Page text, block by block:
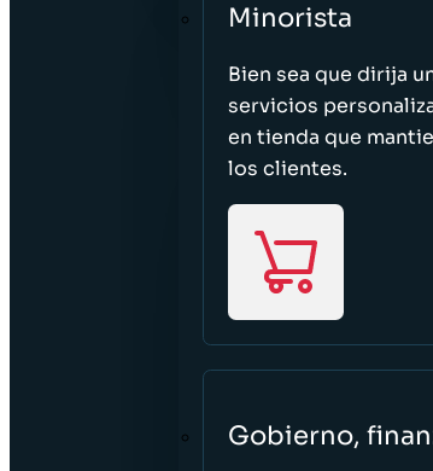
Minorista
Bien sea que dirija
servicios
en tienda que
los clientes.
Gobierno,